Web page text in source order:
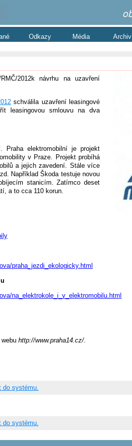
Odkazy Média Archiv
2012k návrhu na uzavření
schválila uzavření leasingové
leasingovou smlouvu na dva
Praha elektromobilní je projekt
v Praze. Projekt probíhá
a jejich zavedení. Stále více
Například Škoda testuje novou
stanicím. Zatímco deset
a to cca 110 korun.
praha_jezdi_ekologicky.html
na_elektrokole_i_v_elektromobilu.html
webu http://www.praha14.cz/.
do systému.
do systému.